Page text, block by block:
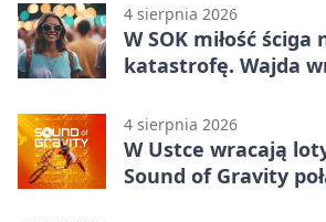
4 sierpnia 2026
W SOK miłość ściga
katastrofę. Wajda
4 sierpnia 2026
W Ustce wracają
Sound of Gravity